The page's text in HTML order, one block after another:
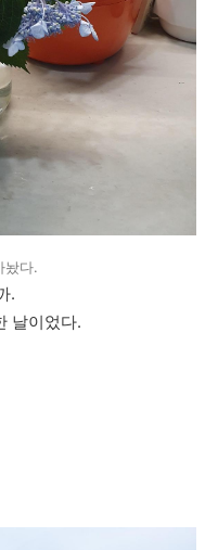
놨다.
.
날이었다.